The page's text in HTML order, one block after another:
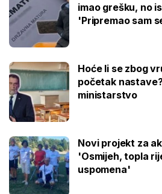
imao grešku, no
'Pripremao sam
Hoće li se zbog
početak
ministarstvo
Novi projekt za
'Osmijeh, topla
uspomena'